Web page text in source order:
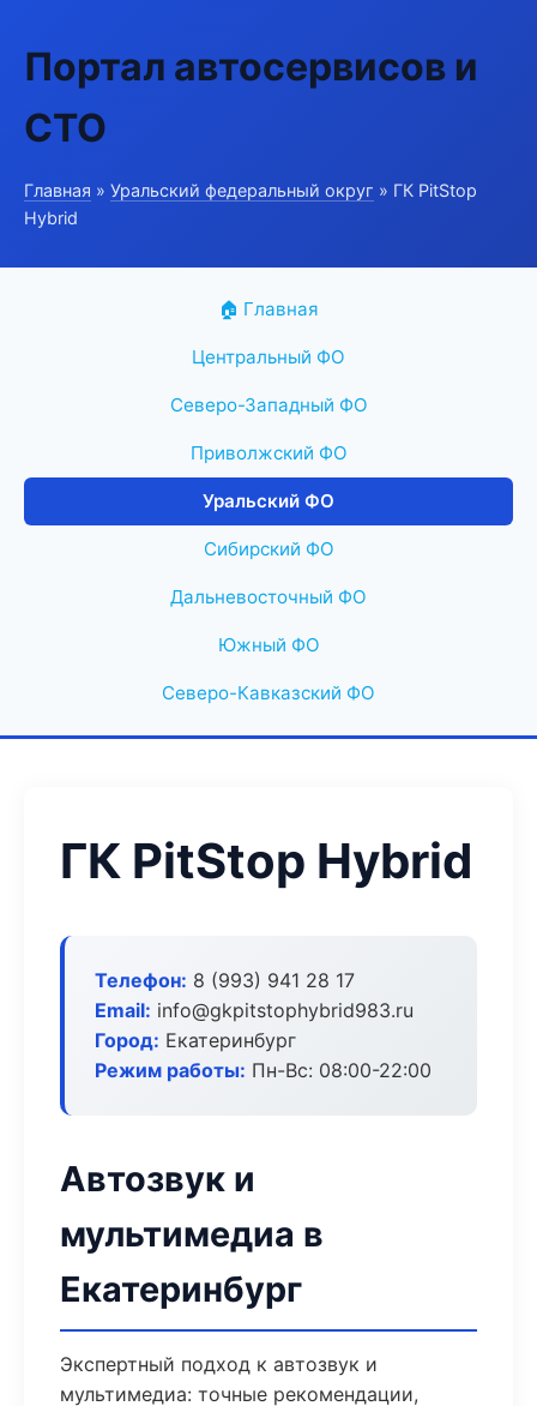
Портал автосервисов и
СТО
Главная » Уральский федеральный округ » ГК PitStop
Hybrid
🏠 Главная
Центральный ФО
Северо-Западный ФО
Приволжский ФО
Уральский ФО
Сибирский ФО
Дальневосточный ФО
Южный ФО
Северо-Кавказский ФО
ГК PitStop Hybrid
Телефон: 8 (993) 941 28 17
Email: info@gkpitstophybrid983.ru
Город: Екатеринбург
Режим работы: Пн-Вс: 08:00-22:00
Автозвук и
мультимедиа в
Екатеринбург
Экспертный подход к автозвук и
мультимедиа: точные рекомендации,